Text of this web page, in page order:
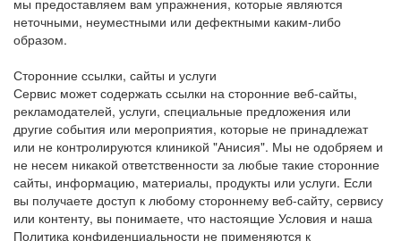
мы предоставляем вам упражнения, которые являются
неточными, неуместными или дефектными каким-либо
образом.
Сторонние ссылки, сайты и услуги
Сервис может содержать ссылки на сторонние веб-сайты,
рекламодателей, услуги, специальные предложения или
другие события или мероприятия, которые не принадлежат
или не контролируются клиникой "Анисия". Мы не одобряем и
не несем никакой ответственности за любые такие сторонние
сайты, информацию, материалы, продукты или услуги. Если
вы получаете доступ к любому стороннему веб-сайту, сервису
или контенту, вы понимаете, что настоящие Условия и наша
Политика конфиденциальности не применяются к